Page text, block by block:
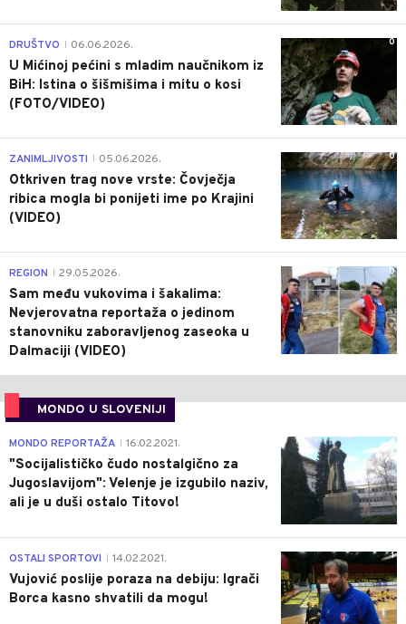
0
DRUŠTVO 06.06.2026.
U Mićinoj pećini s mladim naučnikom iz
BiH: Istina o šišmišima i mitu o kosi
(FOTO/VIDEO)
0
ZANIMLJIVOSTI 05.06.2026.
Otkriven trag nove vrste: Čovječja
ribica mogla bi ponijeti ime po Krajini
(VIDEO)
0
REGION 29.05.2026.
Sam među vukovima i šakalima:
Nevjerovatna reportaža o jedinom
stanovniku zaboravljenog zaseoka u
Dalmaciji (VIDEO)
MONDO U SLOVENIJI
4
MONDO REPORTAŽA 16.02.2021.
"Socijalističko čudo nostalgično za
Jugoslavijom": Velenje je izgubilo naziv,
ali je u duši ostalo Titovo!
1
OSTALI SPORTOVI 14.02.2021.
Vujović poslije poraza na debiju: Igrači
Borca kasno shvatili da mogu!